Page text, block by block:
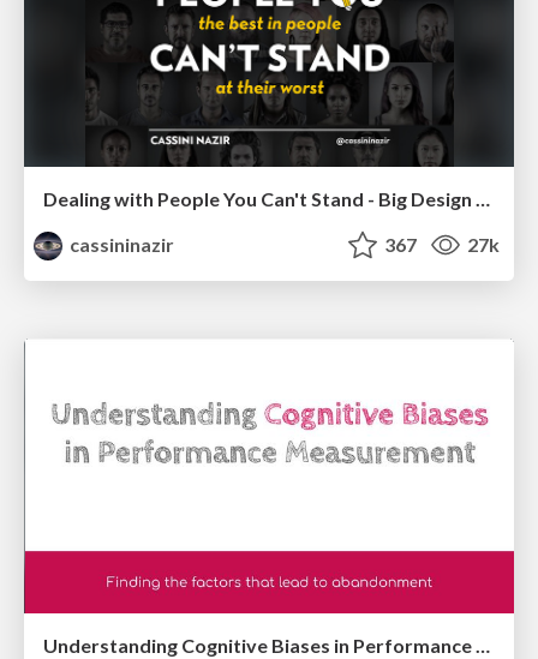
cassininazir
367 27k
Understanding Cognitive Biases in Performance Measurement